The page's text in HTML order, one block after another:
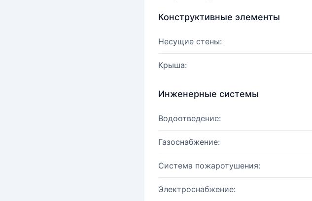
Конструктивные элементы
Несущие стены:
Крыша:
Инженерные системы
Водоотведение:
Газоснабжение:
Система пожаротушения:
Электроснабжение: